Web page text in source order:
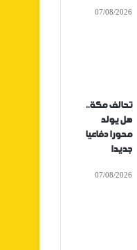
07/08/2026
تحالف مكة..
هل يولد
محورا دفاعيا
جديدا
07/08/2026